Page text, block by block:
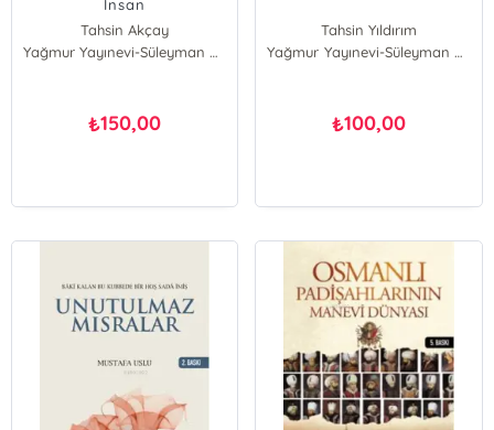
İnsan
Tahsin Akçay
Yağmur Yayınevi-Süleyman Özdemir
₺150,00
Tahsin Yıldırım
Yağmur Yayınevi-Süleyman Özdemir
₺100,00